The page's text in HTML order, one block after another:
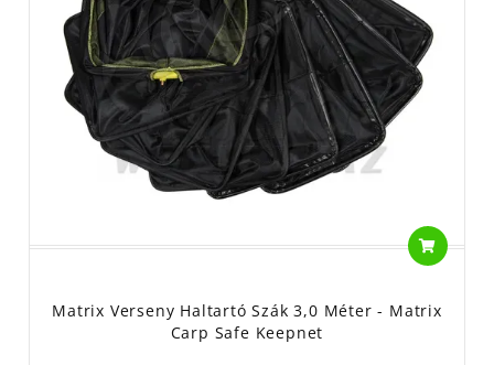
Matrix Verseny Haltartó Szák 3,0 Méter - Matrix
Carp Safe Keepnet